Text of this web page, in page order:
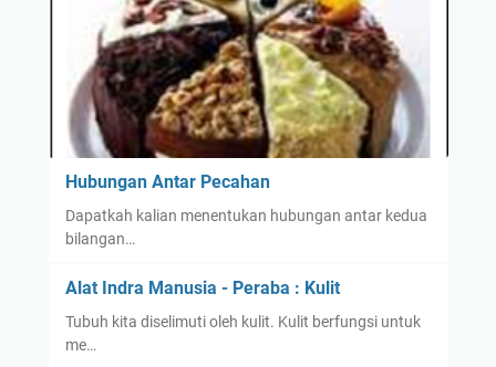
Hubungan Antar Pecahan
Dapatkah kalian menentukan hubungan antar kedua
bilangan…
Alat Indra Manusia - Peraba : Kulit
Tubuh kita diselimuti oleh kulit. Kulit berfungsi untuk
me…